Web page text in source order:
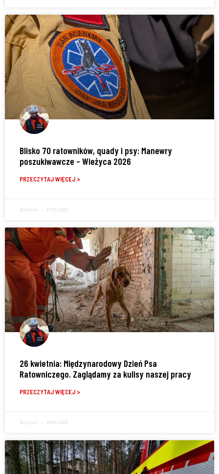
Blisko 70 ratowników, quady i psy: Manewry
poszukiwawcze – Wieżyca 2026
PRZECZYTAJ WIĘCEJ >
Wojciech 27/04/2026
26 kwietnia: Międzynarodowy Dzień Psa
Ratowniczego. Zaglądamy za kulisy naszej pracy
PRZECZYTAJ WIĘCEJ >
Wojciech 26/04/2026